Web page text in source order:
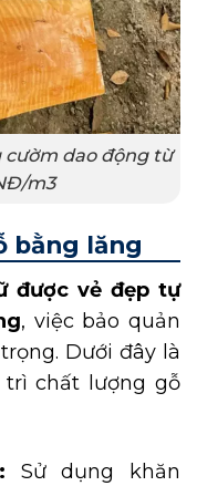
cườm dao động từ
m3
bằng lăng
được vẻ đẹp tự
, việc bảo quản
Dưới đây là
chất lượng gỗ
Sử dụng khăn